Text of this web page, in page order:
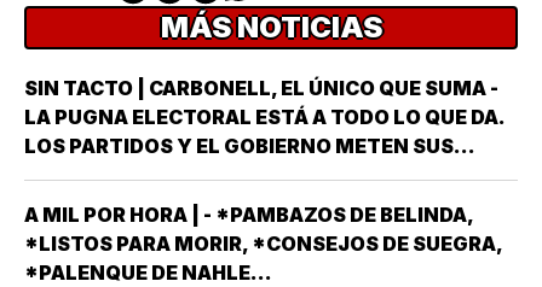
MÁS NOTICIAS
SIN TACTO | CARBONELL, EL ÚNICO QUE SUMA -
LA PUGNA ELECTORAL ESTÁ A TODO LO QUE DA.
LOS PARTIDOS Y EL GOBIERNO METEN SUS
ARMAS MÁS AFILADAS CON LA VISTA PUESTA EN
LA JORNADA DEL DOMINGO 6 DE JUNIO DEL AÑO
ENTRANTE *EL PROCESO ELECTORAL PARA
ELEGIR…
A MIL POR HORA | - *PAMBAZOS DE BELINDA,
*LISTOS PARA MORIR, *CONSEJOS DE SUEGRA,
*PALENQUE DE NAHLE...